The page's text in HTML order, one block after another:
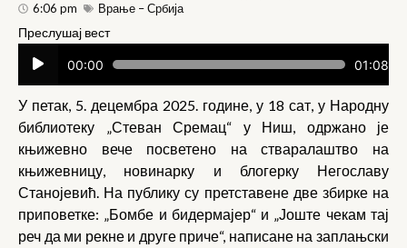
6:06 pm
Врање – Србија
Преслушај вест
Прегледач
звучних
записа
00:00 01:08
У петак, 5. децембра 2025. године, у 18 сат, у Народну
библиотеку „Стеван Сремац“ у Ниш, одржано је
књижевно вече посветено на стваралаштво на
књижевницу, новинарку и блогерку Негославу
Станојевић. На публику су претставене две збирке на
приповетке: „Бомбе и бидермајер“ и „Јоште чекам тај
реч да ми рекне и друге приче“, написане на заплањски